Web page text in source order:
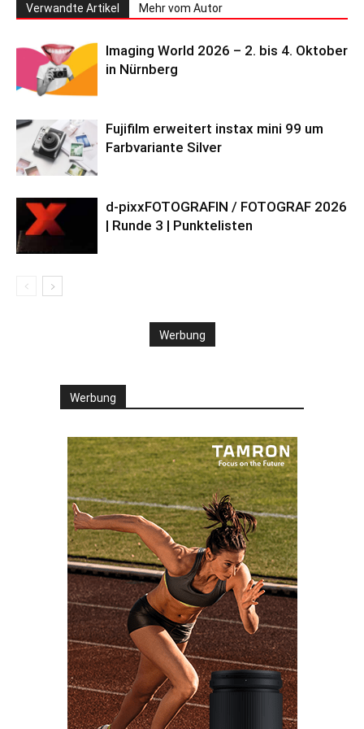
Verwandte Artikel Mehr vom Autor
Imaging World 2026 – 2. bis 4. Oktober
in Nürnberg
Fujifilm erweitert instax mini 99 um
Farbvariante Silver
d-pixxFOTOGRAFIN / FOTOGRAF 2026
| Runde 3 | Punktelisten
Werbung
Werbung